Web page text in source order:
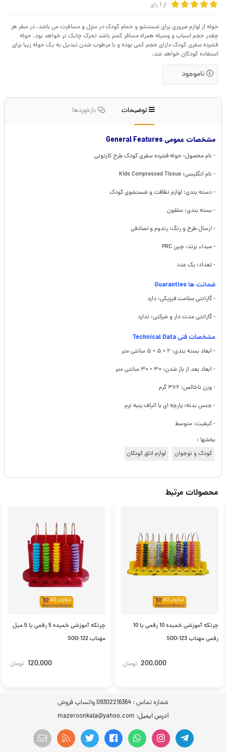
از 1رای
حوله از لوازم ضروری برای شستشو و حمام کودک در منزل و مسافرت می باشد. در سفر هر
چقدر حجم اسباب و وسیله همراه مسافر کمتر باشد تحرک چابک تر خواهد بود. حوله
فشرده سفری کودک دارای حجم کمی بوده و با مرطوب شدن تبدیل به یک حوله زیبا برای
استفاده کودکان خواهد شد.
ناموجود
توضیحات بازخوردها
مشخصات عمومی General Features
- نام محصول: حوله فشرده سفری کودک طرح کارتونی
- نام انگلیسی: Kids Compressed Tissue
- دسته بندی: لوازم نظافت و شستشوی کودک
- بسته بندی: سلفون
- ارسال طرح و رنگ: رندوم و تصادفی
- مبداء برند: چین PRC
- تعداد: یک عدد
ضمانت ها Guaranties
- گارانتی سلامت فیزیکی: دارد
- گارانتی مدت دار و شرکتی: ندارد
مشخصات فنی Technical Data
- ابعاد بسته بندی: ۲ × ۵ × ۵ سانتی متر
- ابعاد بعد از باز شدن: ۳۰ × ۳۰ سانتی متر
- وزن ناخالص: ۳۶۲ گرم
- جنس بدنه: پارچه ای با الیاف پنبه نرم
- کیفیت: متوسط
بخشها :
کودک و نوجوان
لوازم اتاق کودکان
محصولات مرتبط
چرتکه آموزشی خمیده 10 رقمی یا 10
رقمی مهتاب SOO-123
200,000 تومان
چرتکه آموزشی خمیده 5 رقمی یا 5 میل
مهتاب SOO-122
120,000 تومان
شماره تماس : 09302216364 واتساپ فروش
آدرس ایمیل: mazeroonkala@yahoo.com